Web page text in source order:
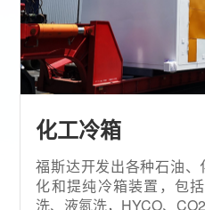
化工冷箱
福斯达开发出各种石油
化和提纯冷箱装置，包
洗、液氮洗，HYCO、